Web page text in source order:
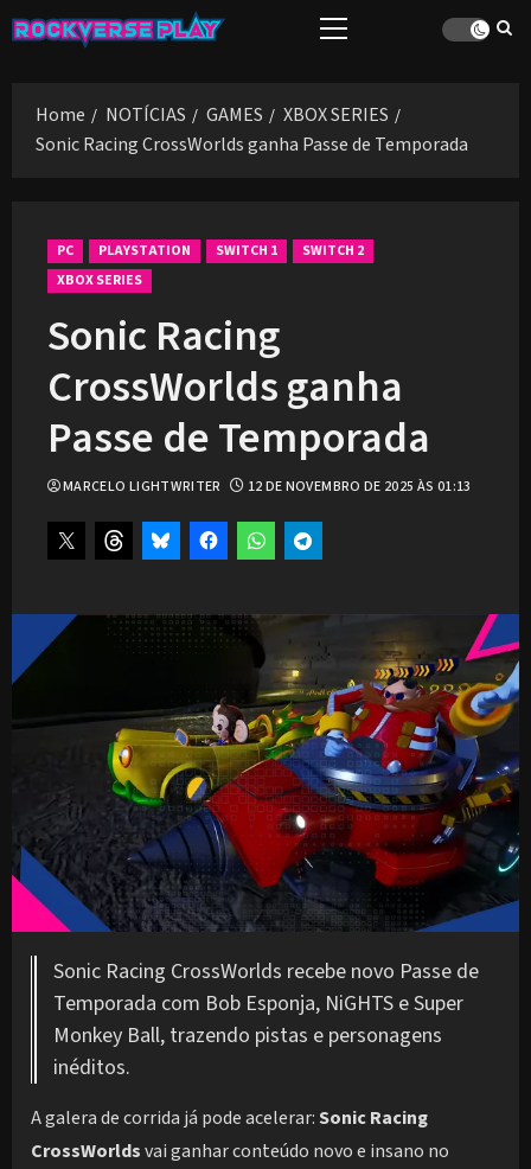
Skip
to
Primary
Home
NOTÍCIAS GAMES
XBOX SERIES
Sonic Racing CrossWorlds ganha Passe de Temporada
PC PLAYSTATION SWITCH 1
SWITCH 2
XBOX SERIES
Sonic Racing
CrossWorlds ganha
Passe de Temporada
MARCELO LIGHTWRITER 12 DE NOVEMBRO DE 2025 ÀS 01:13
Sonic Racing CrossWorlds recebe novo Passe de
Temporada com Bob Esponja, NiGHTS e Super
Monkey Ball, trazendo pistas e personagens
inéditos.
A galera de corrida já pode acelerar:Sonic Racing
CrossWorldsvai ganhar conteúdo novo e insano no